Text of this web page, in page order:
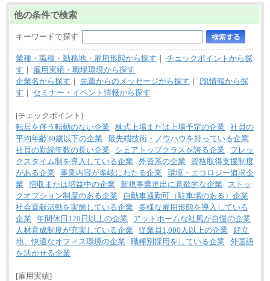
他の条件で検索
キーワードで探す
業種・職種・勤務地・雇用形態から探す ｜ チェックポイントから探
す ｜
雇用実績・職場環境から探す
企業名から探す ｜ 先輩からのメッセージから探す ｜ PR情報から探
す ｜ セミナー・イベント情報から探す
[チェックポイント]
転居を伴う転勤のない企業 株式上場または上場予定の企業 社員の
平均年齢30歳以下の企業 最先端技術・ノウハウを持っている企業
社員の勤続年数の長い企業
シェアトップクラスを誇る企業
フレッ
クスタイム制を導入している企業 外資系の企業
資格取得支援制度
がある企業 事業内容が多岐にわたる企業 環境・エコロジー追求企
業 増収または増益中の企業 新規事業進出に意欲的な企業
ストッ
クオプション制度のある企業
自動車通勤可（駐車場のある）企業
社会貢献活動を実施している企業
多様な雇用形態を導入している
企業 年間休日120日以上の企業
アットホームな社風が自慢の企業
人材育成制度が充実している企業 従業員1,000人以上の企業 好立
地、快適なオフィス環境の企業 職種別採用をしている企業 外国語
を活かせる企業
[雇用実績]